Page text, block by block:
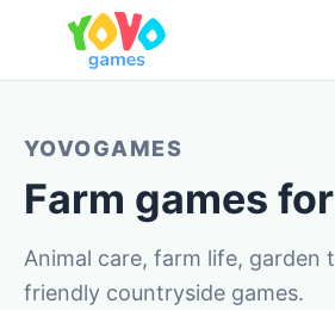
YOVOGAMES
Farm games
Animal care, farm life, garden
friendly countryside games.